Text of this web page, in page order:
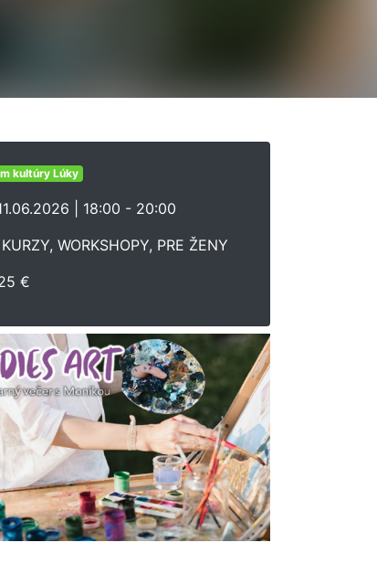
kultúry Lúky
| 18:00 - 20:00
WORKSHOPY, PRE ŽENY
€